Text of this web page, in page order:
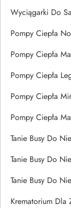
Wyciągarki Do
Pompy Ciepła
Pompy Ciepła
Pompy Ciepła
Pompy Ciepła
Pompy Ciepła
Tanie Busy Do
Tanie Busy Do
Tanie Busy Do
Krematorium Dla